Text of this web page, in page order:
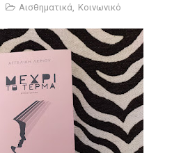
Αισθηματικά, Κοινωνικό